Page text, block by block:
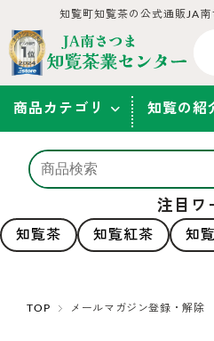
知覧町知覧茶の公式通販JA
商品カテゴリ 知覧の紹
注目ワ
知覧茶 知覧紅茶 知
TOP メールマガジン登録・解除